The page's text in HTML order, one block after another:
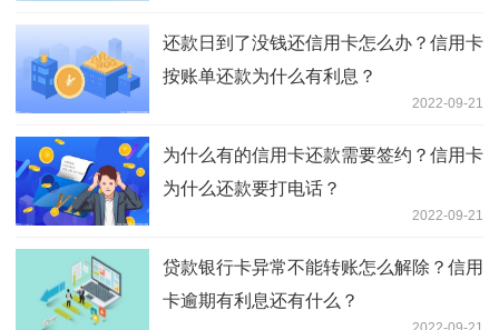
还款日到了没钱还信用卡怎么办？信用卡
按账单还款为什么有利息？
2022-09-21
为什么有的信用卡还款需要签约？信用卡
为什么还款要打电话？
2022-09-21
贷款银行卡异常不能转账怎么解除？信用
卡逾期有利息还有什么？